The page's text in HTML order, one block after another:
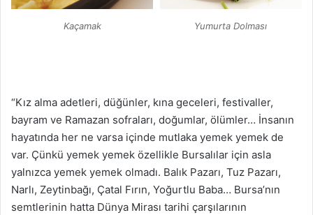
Kaçamak Yumurta Dolması
“Kız alma adetleri, düğünler, kına geceleri, festivaller,
bayram ve Ramazan sofraları, doğumlar, ölümler… İnsanın
hayatında her ne varsa içinde mutlaka yemek yemek de
var. Çünkü yemek yemek özellikle Bursalılar için asla
yalnızca yemek yemek olmadı. Balık Pazarı, Tuz Pazarı,
Narlı, Zeytinbağı, Çatal Fırın, Yoğurtlu Baba… Bursa’nın
semtlerinin hatta Dünya Mirası tarihi çarşılarının